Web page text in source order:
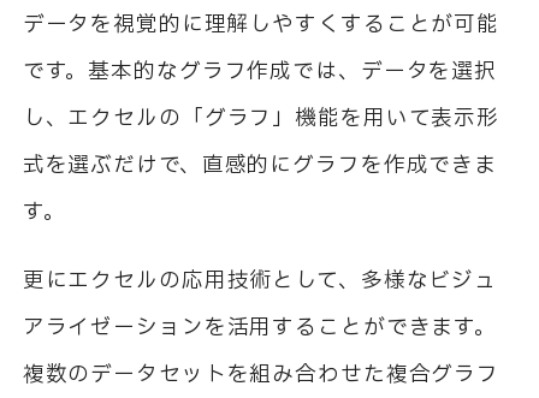
データを視覚的に理解しやすくすることが可能
です。基本的なグラフ作成では、データを選択
し、エクセルの「グラフ」機能を用いて表示形
式を選ぶだけで、直感的にグラフを作成できま
す。
更にエクセルの応用技術として、多様なビジュ
アライゼーションを活用することができます。
複数のデータセットを組み合わせた複合グラフ